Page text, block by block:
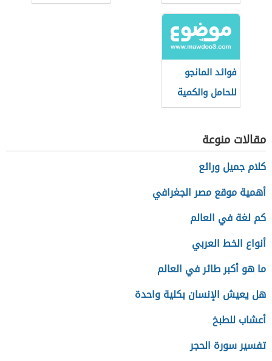
فوائد المانجو
للحامل والكمية
المسموح بها
مقالات منوعة
كلام جميل ورائع
أهمية موقع مصر الجغرافي
كم لغة في العالم
أنواع الخط العربي
ما هو أكبر طائر في العالم
هل يعيش الإنسان بكلية واحدة
أعشاب للطبخ
تفسير سورة الحجر